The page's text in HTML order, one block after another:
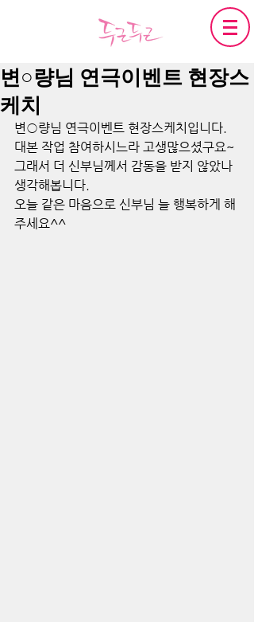
변○량님 연극이벤트 현장스
케치
변○량님 연극이벤트 현장스케치입니다.
대본 작업 참여하시느라 고생많으셨구요~
그래서 더 신부님께서 감동을 받지 않았나
생각해봅니다.
오늘 같은 마음으로 신부님 늘 행복하게 해
주세요^^